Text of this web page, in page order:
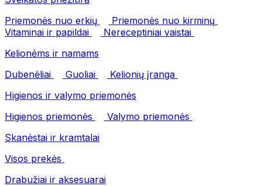
Priemonės nuo erkių
Priemonės nuo kirminų
Vitaminai ir papildai
Nereceptiniai vaistai
Kelionėms ir namams
Dubenėliai
Guoliai
Kelionių įranga
Higienos ir valymo priemonės
Higienos priemonės
Valymo priemonės
Skanėstai ir kramtalai
Visos prekės
Drabužiai ir aksesuarai